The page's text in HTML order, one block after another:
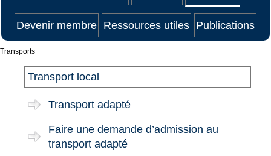
Devenir membre Ressources utiles Publications
Transports
Transport local
Transport adapté
Faire une demande d’admission au
transport adapté